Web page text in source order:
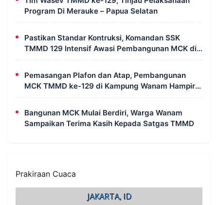
Program Di Merauke – Papua Selatan
Pastikan Standar Kontruksi, Komandan SSK
TMMD 129 Intensif Awasi Pembangunan MCK di
Wanam
Pemasangan Plafon dan Atap, Pembangunan
MCK TMMD ke-129 di Kampung Wanam Hampir
Rampung
Bangunan MCK Mulai Berdiri, Warga Wanam
Sampaikan Terima Kasih Kepada Satgas TMMD
Prakiraan Cuaca
JAKARTA, ID